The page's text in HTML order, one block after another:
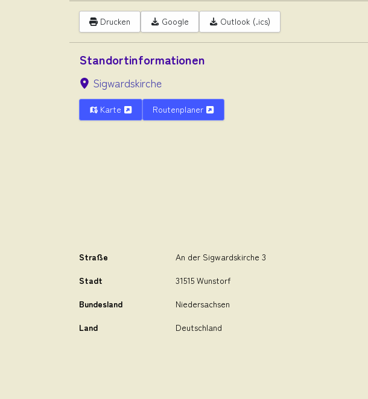
Drucken Google Outlook (.ics)
Standortinformationen
Sigwardskirche
Karte Routenplaner
Straße
An der Sigwardskirche 3
Stadt
31515 Wunstorf
Bundesland
Niedersachsen
Land
Deutschland